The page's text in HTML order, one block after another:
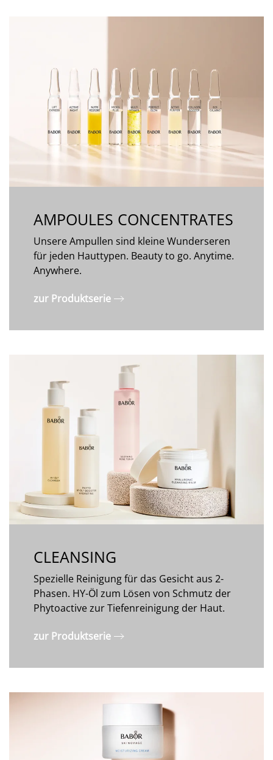
AMPOULES CONCENTRATES
Unsere Ampullen sind kleine Wunderseren
für jeden Hauttypen. Beauty to go. Anytime.
Anywhere.
zur Produktserie
CLEANSING
Spezielle Reinigung für das Gesicht aus 2-
Phasen. HY-Öl zum Lösen von Schmutz der
Phytoactive zur Tiefenreinigung der Haut.
zur Produktserie